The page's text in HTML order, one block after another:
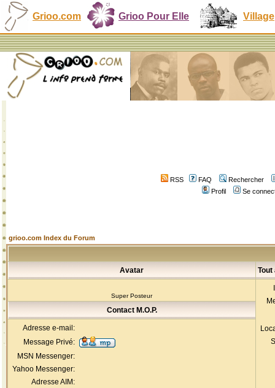
Grioo.com Grioo Pour Elle Village
RSS FAQ
Rechercher
Profil
Se
grioo.com Index du Forum
Avatar Tout
Super Posteur
Contact M.O.P.
Adresse e-mail:
Message Privé:
MSN Messenger:
Yahoo Messenger:
Adresse AIM: